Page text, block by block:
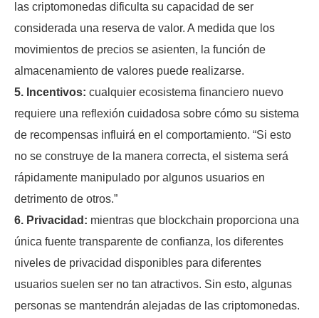
las criptomonedas dificulta su capacidad de ser
considerada una reserva de valor. A medida que los
movimientos de precios se asienten, la función de
almacenamiento de valores puede realizarse.
5. Incentivos: cualquier ecosistema financiero nuevo
requiere una reflexión cuidadosa sobre cómo su sistema
de recompensas influirá en el comportamiento. “Si esto
no se construye de la manera correcta, el sistema será
rápidamente manipulado por algunos usuarios en
detrimento de otros.”
6. Privacidad: mientras que blockchain proporciona una
única fuente transparente de confianza, los diferentes
niveles de privacidad disponibles para diferentes
usuarios suelen ser no tan atractivos. Sin esto, algunas
personas se mantendrán alejadas de las criptomonedas.